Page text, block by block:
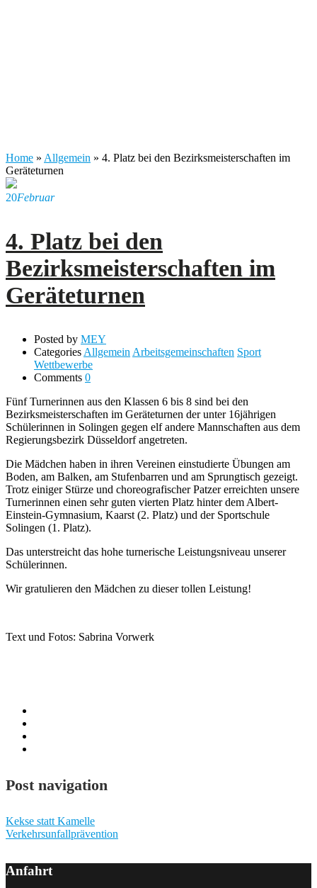
Home » Allgemein » 4. Platz bei den Bezirksmeisterschaften im
Geräteturnen
20Februar
4. Platz bei den
Bezirksmeisterschaften im
Geräteturnen
Posted by MEY
Categories Allgemein Arbeitsgemeinschaften Sport
Wettbewerbe
Comments 0
Fünf Turnerinnen aus den Klassen 6 bis 8 sind bei den
Bezirksmeisterschaften im Geräteturnen der unter 16jährigen
Schülerinnen in Solingen gegen elf andere Mannschaften aus dem
Regierungsbezirk Düsseldorf angetreten.
Die Mädchen haben in ihren Vereinen einstudierte Übungen am
Boden, am Balken, am Stufenbarren und am Sprungtisch gezeigt.
Trotz einiger Stürze und choreografischer Patzer erreichten unsere
Turnerinnen einen sehr guten vierten Platz hinter dem Albert-
Einstein-Gymnasium, Kaarst (2. Platz) und der Sportschule
Solingen (1. Platz).
Das unterstreicht das hohe turnerische Leistungsniveau unserer
Schülerinnen.
Wir gratulieren den Mädchen zu dieser tollen Leistung!
Text und Fotos: Sabrina Vorwerk
Post navigation
Kekse statt Kamelle
Verkehrsunfallprävention
Anfahrt